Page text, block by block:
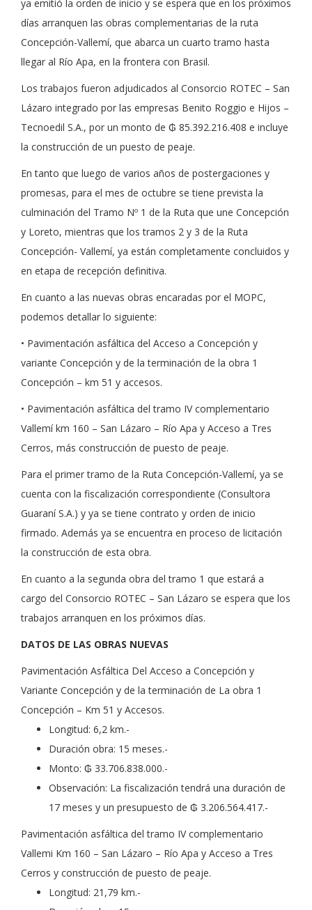
ya emitió la orden de inicio y se espera que en los próximos
días arranquen las obras complementarias de la ruta
Concepción-Vallemí, que abarca un cuarto tramo hasta
llegar al Río Apa, en la frontera con Brasil.
Los trabajos fueron adjudicados al Consorcio ROTEC – San
Lázaro integrado por las empresas Benito Roggio e Hijos –
Tecnoedil S.A., por un monto de ₲ 85.392.216.408 e incluye
la construcción de un puesto de peaje.
En tanto que luego de varios años de postergaciones y
promesas, para el mes de octubre se tiene prevista la
culminación del Tramo Nº 1 de la Ruta que une Concepción
y Loreto, mientras que los tramos 2 y 3 de la Ruta
Concepción- Vallemí, ya están completamente concluidos y
en etapa de recepción definitiva.
En cuanto a las nuevas obras encaradas por el MOPC,
podemos detallar lo siguiente:
• Pavimentación asfáltica del Acceso a Concepción y
variante Concepción y de la terminación de la obra 1
Concepción – km 51 y accesos.
• Pavimentación asfáltica del tramo IV complementario
Vallemí km 160 – San Lázaro – Río Apa y Acceso a Tres
Cerros, más construcción de puesto de peaje.
Para el primer tramo de la Ruta Concepción-Vallemí, ya se
cuenta con la fiscalización correspondiente (Consultora
Guaraní S.A.) y ya se tiene contrato y orden de inicio
firmado. Además ya se encuentra en proceso de licitación
la construcción de esta obra.
En cuanto a la segunda obra del tramo 1 que estará a
cargo del Consorcio ROTEC – San Lázaro se espera que los
trabajos arranquen en los próximos días.
DATOS DE LAS OBRAS NUEVAS
Pavimentación Asfáltica Del Acceso a Concepción y
Variante Concepción y de la terminación de La obra 1
Concepción – Km 51 y Accesos.
Longitud: 6,2 km.-
Duración obra: 15 meses.-
Monto: ₲ 33.706.838.000.-
Observación: La fiscalización tendrá una duración de
17 meses y un presupuesto de ₲ 3.206.564.417.-
Pavimentación asfáltica del tramo IV complementario
Vallemi Km 160 – San Lázaro – Río Apa y Acceso a Tres
Cerros y construcción de puesto de peaje.
Longitud: 21,79 km.-